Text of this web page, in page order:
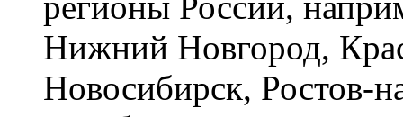
Нижний Новгород,
Новосибирск, Ростов-